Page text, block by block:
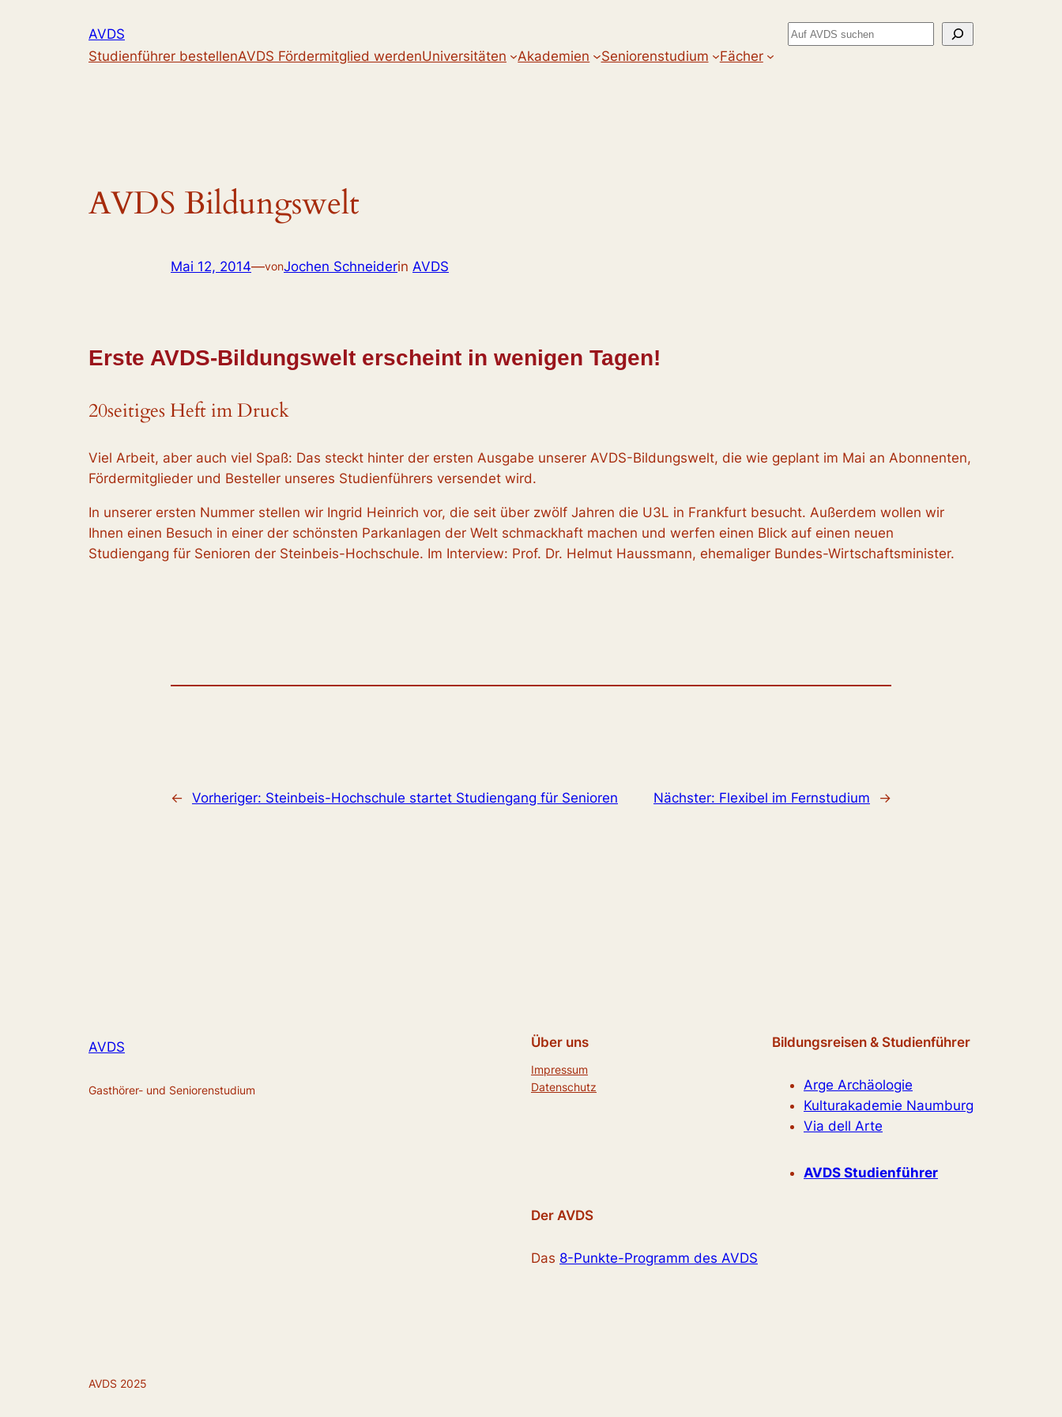
AVDS
Suchen
Studienführer bestellenAVDS Fördermitglied werdenUniversitäten Akademien Seniorenstudium Fächer
AVDS Bildungswelt
Mai 12, 2014—vonJochen Schneiderin AVDS
Erste AVDS-Bildungswelt erscheint in wenigen Tagen!
20seitiges Heft im Druck
Viel Arbeit, aber auch viel Spaß: Das steckt hinter der ersten Ausgabe unserer AVDS-Bildungswelt, die wie geplant im Mai an Abonnenten,
Fördermitglieder und Besteller unseres Studienführers versendet wird.
In unserer ersten Nummer stellen wir Ingrid Heinrich vor, die seit über zwölf Jahren die U3L in Frankfurt besucht. Außerdem wollen wir
Ihnen einen Besuch in einer der schönsten Parkanlagen der Welt schmackhaft machen und werfen einen Blick auf einen neuen
Studiengang für Senioren der Steinbeis-Hochschule. Im Interview: Prof. Dr. Helmut Haussmann, ehemaliger Bundes-Wirtschaftsminister.
← Vorheriger: Steinbeis-Hochschule startet Studiengang für Senioren Nächster: Flexibel im Fernstudium →
AVDS
Gasthörer- und Seniorenstudium
Über uns
Impressum
Datenschutz
Bildungsreisen & Studienführer
Arge Archäologie
Kulturakademie Naumburg
Via dell Arte
AVDS Studienführer
Der AVDS
Das 8-Punkte-Programm des AVDS
AVDS 2025